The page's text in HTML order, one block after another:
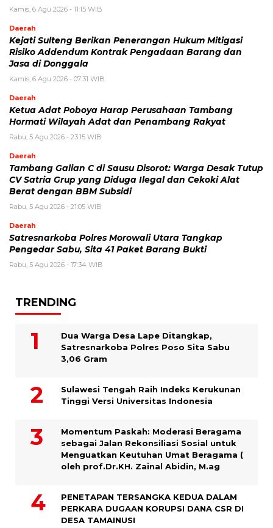
Kamis, 6 Agu 2026 - 11:15 WIB
Daerah
Kejati Sulteng Berikan Penerangan Hukum Mitigasi
Risiko Addendum Kontrak Pengadaan Barang dan
Jasa di Donggala
Kamis, 6 Agu 2026 - 07:31 WIB
Daerah
Ketua Adat Poboya Harap Perusahaan Tambang
Hormati Wilayah Adat dan Penambang Rakyat
Rabu, 5 Agu 2026 - 23:15 WIB
Daerah
Tambang Galian C di Sausu Disorot: Warga Desak Tutup
CV Satria Grup yang Diduga Ilegal dan Cekoki Alat
Berat dengan BBM Subsidi
Rabu, 5 Agu 2026 - 21:05 WIB
Daerah
Satresnarkoba Polres Morowali Utara Tangkap
Pengedar Sabu, Sita 41 Paket Barang Bukti
Rabu, 5 Agu 2026 - 17:34 WIB
TRENDING
Dua Warga Desa Lape Ditangkap,
Satresnarkoba Polres Poso Sita Sabu
3,06 Gram
Sulawesi Tengah Raih Indeks Kerukunan
Tinggi Versi Universitas Indonesia
Momentum Paskah: Moderasi Beragama
sebagai Jalan Rekonsiliasi Sosial untuk
Menguatkan Keutuhan Umat Beragama (
oleh prof.Dr.KH. Zainal Abidin, M.ag
PENETAPAN TERSANGKA KEDUA DALAM
PERKARA DUGAAN KORUPSI DANA CSR DI
DESA TAMAINUSI